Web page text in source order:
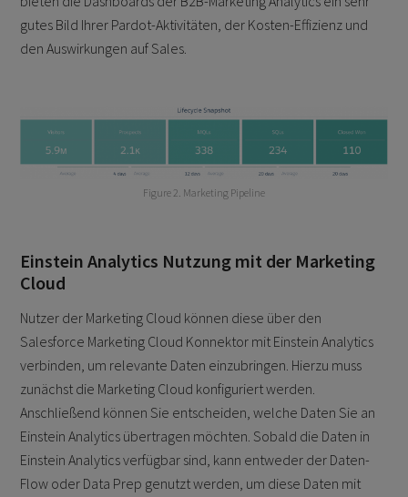
gutes Bild Ihrer Pardot-Aktivitäten, der Kosten-Effizienz und
den Auswirkungen auf Sales.
Figure 2. Marketing Pipeline
Einstein Analytics Nutzung mit der Marketing
Cloud
Nutzer der Marketing Cloud können diese über den
Salesforce Marketing Cloud Konnektor mit Einstein Analytics
verbinden, um relevante Daten einzubringen. Hierzu muss
zunächst die Marketing Cloud konfiguriert werden.
Anschließend können Sie entscheiden, welche Daten Sie an
Einstein Analytics übertragen möchten. Sobald die Daten in
Einstein Analytics verfügbar sind, kann entweder der Daten-
Flow oder Data Prep genutzt werden, um diese Daten mit